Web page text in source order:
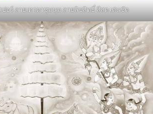
ปอร์ ลายเทวดาชุมนุม ลายลิขสิทธิ์ สีสด เด่นชัด